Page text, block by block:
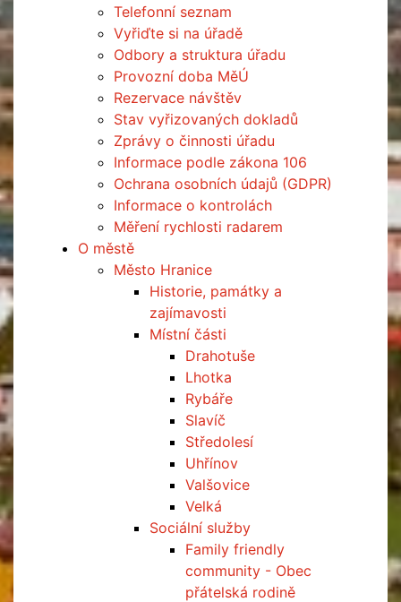
Telefonní seznam
Vyřiďte si na úřadě
Odbory a struktura úřadu
Provozní doba MěÚ
Rezervace návštěv
Stav vyřizovaných dokladů
Zprávy o činnosti úřadu
Informace podle zákona 106
Ochrana osobních údajů (GDPR)
Informace o kontrolách
Měření rychlosti radarem
O městě
Město Hranice
Historie, památky a
zajímavosti
Místní části
Drahotuše
Lhotka
Rybáře
Slavíč
Středolesí
Uhřínov
Valšovice
Velká
Sociální služby
Family friendly
community - Obec
přátelská rodině